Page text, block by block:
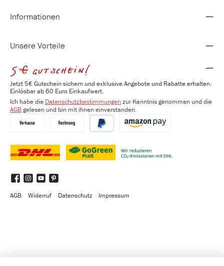
Informationen
Unsere Vorteile
5€ gutschein!
Jetzt 5€ Gutschein sichern und exklusive Angebote und Rabatte erhalten.
Einlösbar ab 60 Euro Einkaufwert.
Ich habe die Datenschutzbestimmungen zur Kenntnis genommen und die
AGBgelesen und bin mit ihnen einverstanden.
FacebookInstagram
YouTubePinterest
AGB
Widerruf Datenschutz Impressum